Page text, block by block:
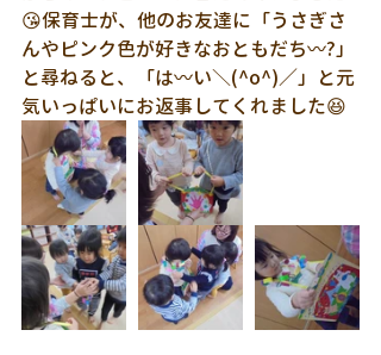
😘保育士が、他のお友達に「うさぎさ
んやピンク色が好きなおともだち〰?」
と尋ねると、「は〰い＼(^o^)／」と元
気いっぱいにお返事してくれました😆